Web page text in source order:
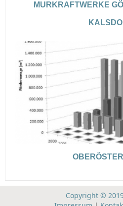
MURKRAFTWERKE
Copyright ©